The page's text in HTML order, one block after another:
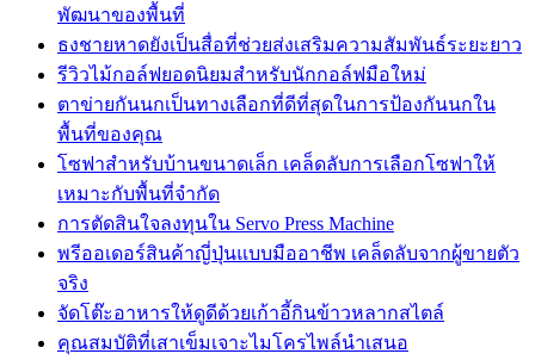
พัฒนาของพื้นที่
ธงชายหาดยังเป็นสื่อที่ช่วยส่งเสริมความสัมพันธ์ระยะยาว
รีวิวไม้กอล์ฟยอดนิยมสำหรับนักกอล์ฟมือใหม่
ตาข่ายกันนกเป็นทางเลือกที่ดีที่สุดในการป้องกันนกใน
พื้นที่ของคุณ
โซฟาสำหรับบ้านขนาดเล็ก เคล็ดลับการเลือกโซฟาให้
เหมาะกับพื้นที่จำกัด
การตัดสินใจลงทุนใน Servo Press Machine
พรีออเดอร์สินค้าญี่ปุ่นแบบมืออาชีพ เคล็ดลับจากผู้ขายตัว
จริง
จัดโต๊ะอาหารให้ดูดีด้วยเก้าอี้กินข้าวหลากสไตล์
คุณสมบัติที่เสาเข็มเจาะไมโครไพล์นำเสนอ